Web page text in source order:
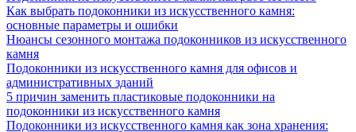
Как выбрать подоконники из искусственного камня:
основные параметры и ошибки
Нюансы сезонного монтажа подоконников из искусственного
камня
Подоконники из искусственного камня для офисов и
административных зданий
5 причин заменить пластиковые подоконники на
подоконники из искусственного камня
Подоконники из искусственного камня как зона хранения: